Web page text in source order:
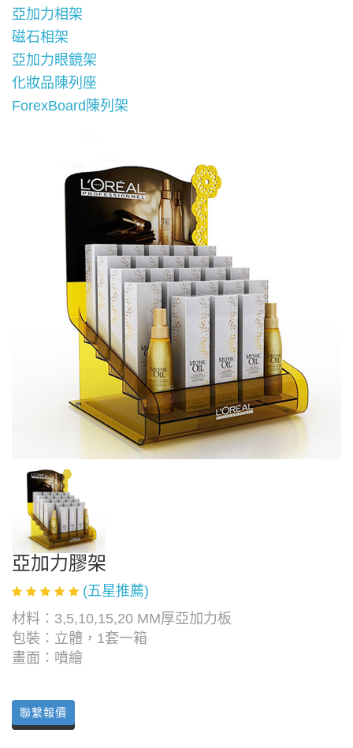
亞加力相架
磁石相架
亞加力眼鏡架
化妝品陳列座
ForexBoard陳列架
亞加力膠架
(五星推薦)
材料：3,5,10,15,20 MM厚亞加力板
包裝：立體，1套一箱
畫面：噴繪
聯繫報價